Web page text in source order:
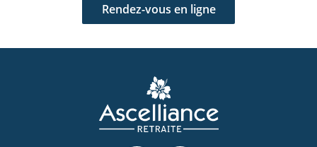
Rendez-vous en ligne